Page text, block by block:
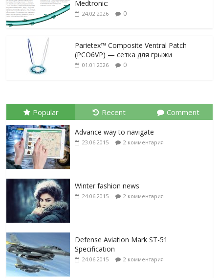
Medtronic:
24.02.2026 0
Parietex™ Composite Ventral Patch
(PCO6VP) — сетка для грыжи
01.01.2026 0
Popular Recent Comment
Advance way to navigate
23.06.2015 2 комментария
Winter fashion news
24.06.2015 2 комментария
Defense Aviation Mark ST-51
Specification
24.06.2015 2 комментария